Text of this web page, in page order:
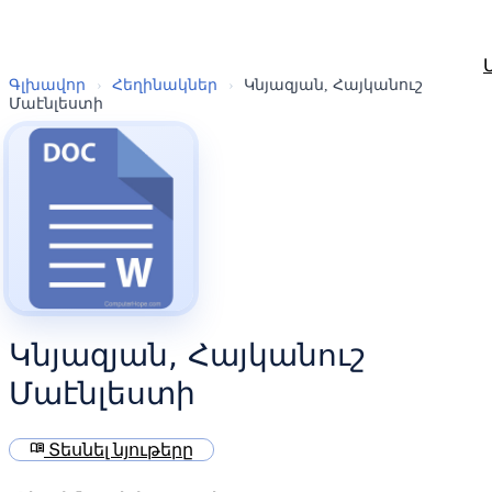
Գլխավոր › Հեղինակներ ›
Կնյազյան, Հայկանուշ
Մաէնլեստի
Կնյազյան, Հայկանուշ
Մաէնլեստի
menu_book Տեսնել նյութերը